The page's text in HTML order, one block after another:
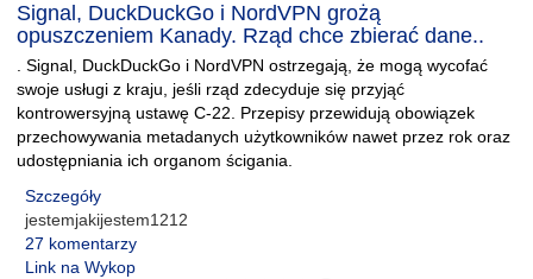
Signal, DuckDuckGo i NordVPN grożą
opuszczeniem Kanady. Rząd chce zbierać dane..
. Signal, DuckDuckGo i NordVPN ostrzegają, że mogą wycofać
swoje usługi z kraju, jeśli rząd zdecyduje się przyjąć
kontrowersyjną ustawę C-22. Przepisy przewidują obowiązek
przechowywania metadanych użytkowników nawet przez rok oraz
udostępniania ich organom ścigania.
Szczegóły
jestemjakijestem1212
27 komentarzy
Link na Wykop